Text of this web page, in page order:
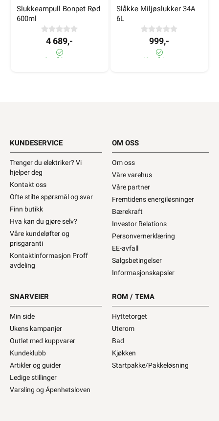
Slukkeampull Bonpet Rød
600ml
4 689,-
2± på lager
Slåkke Miljøslukker 34A
6L
999,-
60+ på lager
KUNDESERVICE
Trenger du elektriker? Vi
hjelper deg
Kontakt oss
Ofte stilte spørsmål og svar
Finn butikk
Hva kan du gjøre selv?
Våre kundeløfter og
prisgaranti
Kontaktinformasjon Proff
avdeling
OM OSS
Om oss
Våre varehus
Våre partner
Fremtidens energiløsninger
Bærekraft
Investor Relations
Personvernerklæring
EE-avfall
Salgsbetingelser
Informasjonskapsler
SNARVEIER
Min side
Ukens kampanjer
Outlet med kuppvarer
Kundeklubb
Artikler og guider
Ledige stillinger
Varsling og Åpenhetsloven
ROM / TEMA
Hyttetorget
Uterom
Bad
Kjøkken
Startpakke/Pakkeløsning